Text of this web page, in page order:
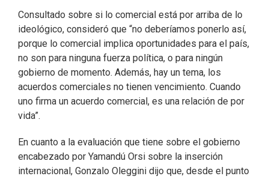
Consultado sobre si lo comercial está por arriba de lo
ideológico, consideró que “no deberíamos ponerlo así,
porque lo comercial implica oportunidades para el país,
no son para ninguna fuerza política, o para ningún
gobierno de momento. Además, hay un tema, los
acuerdos comerciales no tienen vencimiento. Cuando
uno firma un acuerdo comercial, es una relación de por
vida”.
En cuanto a la evaluación que tiene sobre el gobierno
encabezado por Yamandú Orsi sobre la inserción
internacional, Gonzalo Oleggini dijo que, desde el punto